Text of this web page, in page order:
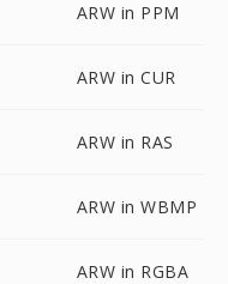
ARW in PPM
ARW in CUR
ARW in RAS
ARW in WBMP
ARW in RGBA